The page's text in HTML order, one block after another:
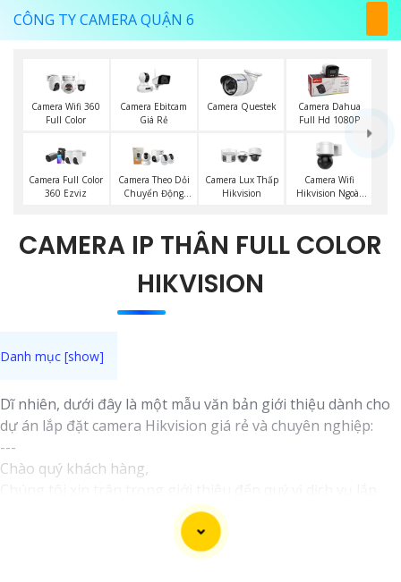
CÔNG TY CAMERA QUẬN 6
Camera Wifi 360
Full Color
Camera Ebitcam
Giá Rẻ
Camera Questek
Camera Dahua
Full Hd 1080P
Camera Full Color
360 Ezviz
Camera Theo Dỏi
Chuyển Động
Camera Lux Thấp
Hikvision
Camera Wifi
Hikvision Ngoài
CAMERA IP THÂN FULL COLOR
HIKVISION
Dĩ nhiên, dưới đây là một mẫu văn bản giới thiệu dành cho
dự án lắp đặt camera Hikvision giá rẻ và chuyên nghiệp:
---
Chào quý khách hàng,
đặt camera Hikvision giá rẻ và chuyên nghiệp cho dự án của
Với kinh nghiệm lâu năm trong lĩnh vực lắp đặt camera an